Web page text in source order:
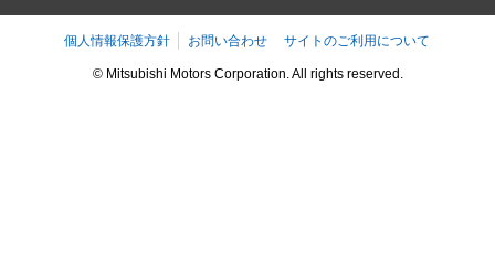
個人情報保護方針 お問い合わせ サイトのご利用について
© Mitsubishi Motors Corporation. All rights reserved.